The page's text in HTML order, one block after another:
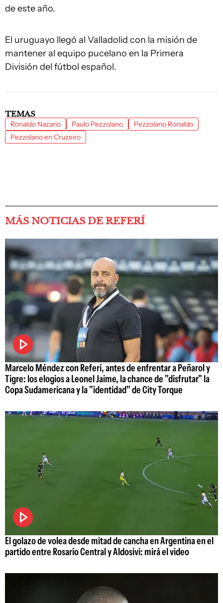
de este año.
El uruguayo llegó al Valladolid con la misión de
mantener al equipo pucelano en la Primera
División del fútbol español.
TEMAS
Ronaldo Nazario Paulo Pezzolano
Pezzolano Ronaldo
Pezzolano en Cruzeiro
MÁS NOTICIAS DE REFERÍ
Marcelo Méndez con Referí, antes de enfrentar a Peñarol y
Tigre: los elogios a Leonel Jaime, la chance de "disfrutar" la
Copa Sudamericana y la "identidad" de City Torque
El golazo de volea desde mitad de cancha en Argentina en el
partido entre Rosario Central y Aldosivi: mirá el video